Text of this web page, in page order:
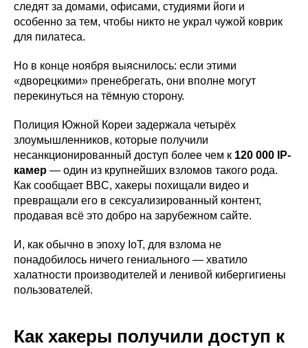
следят за домами, офисами, студиями йоги и
особенно за тем, чтобы никто не украл чужой коврик
для пилатеса.
Но в конце ноября выяснилось: если этими
«дворецкими» пренебрегать, они вполне могут
перекинуться на тёмную сторону.
Полиция Южной Кореи задержала четырёх
злоумышленников, которые получили
несанкционированный доступ более чем к 120 000 IP-
камер — один из крупнейших взломов такого рода.
Как сообщает BBC, хакеры похищали видео и
превращали его в сексуализированный контент,
продавая всё это добро на зарубежном сайте.
И, как обычно в эпоху IoT, для взлома не
понадобилось ничего гениального — хватило
халатности производителей и ленивой кибергигиены
пользователей.
Как хакеры получили доступ к